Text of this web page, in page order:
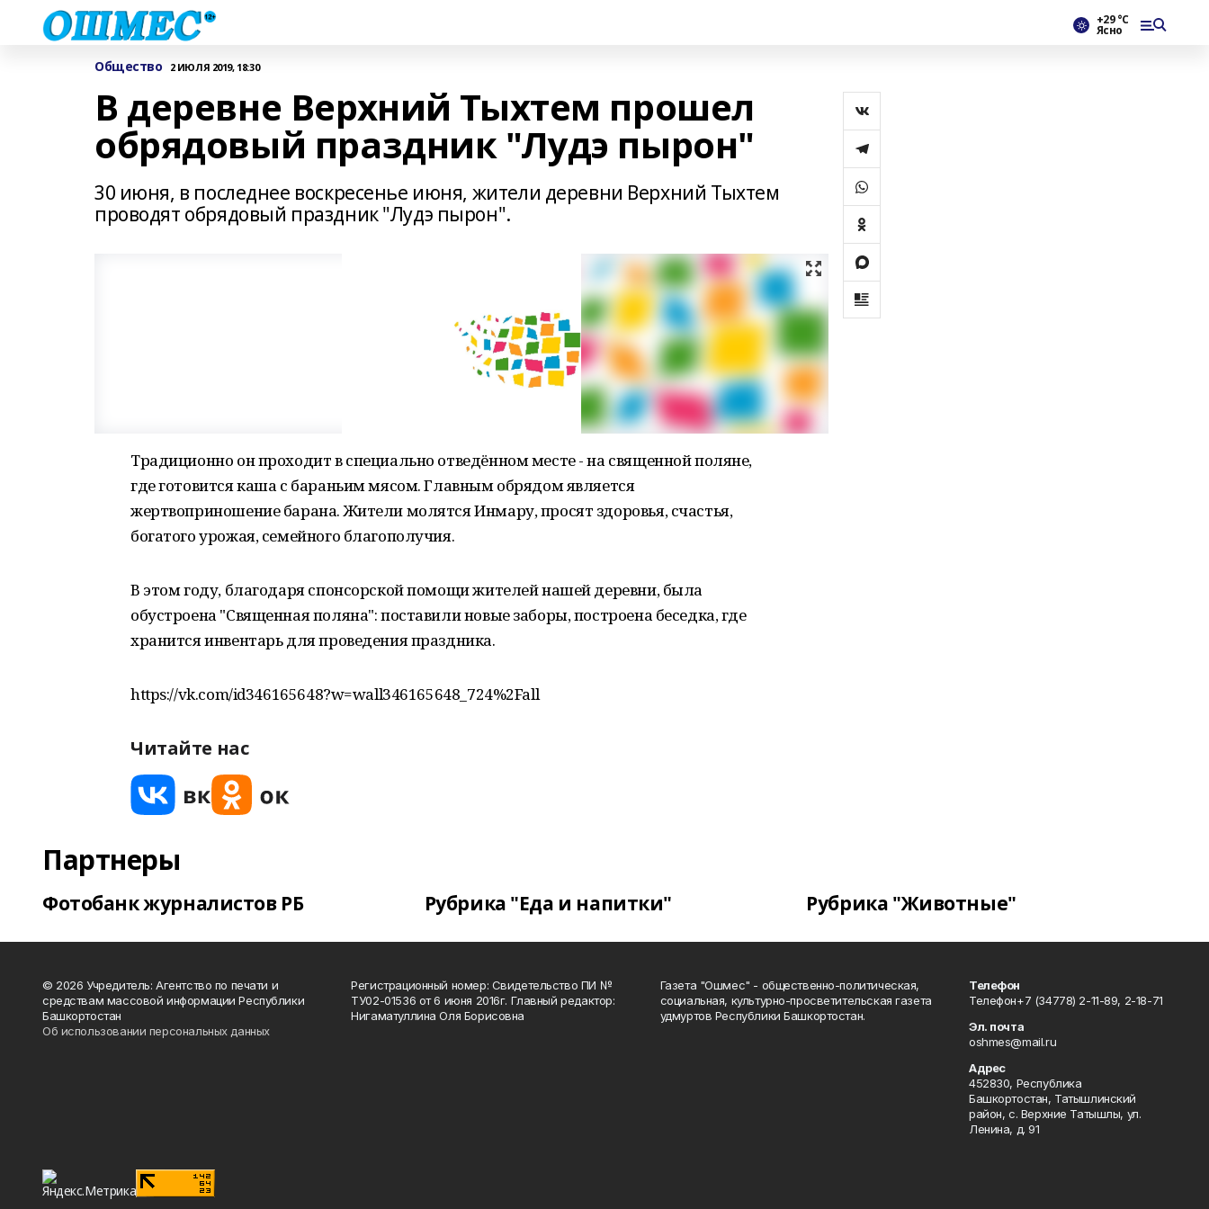
+29 °С
Ясно
Общество 2 ИЮЛЯ 2019, 18:30
В деревне Верхний Тыхтем прошел
обрядовый праздник "Лудэ пырон"
30 июня, в последнее воскресенье июня, жители деревни Верхний Тыхтем
проводят обрядовый праздник "Лудэ пырон".
Традиционно он проходит в специально отведённом месте - на священной поляне,
где готовится каша с бараньим мясом. Главным обрядом является
жертвоприношение барана. Жители молятся Инмару, просят здоровья, счастья,
богатого урожая, семейного благополучия.
В этом году, благодаря спонсорской помощи жителей нашей деревни, была
обустроена "Священная поляна": поставили новые заборы, построена беседка, где
хранится инвентарь для проведения праздника.
https://vk.com/id346165648?w=wall346165648_724%2Fall
Читайте нас
Партнеры
Фотобанк журналистов РБ Рубрика "Еда и напитки" Рубрика "Животные"
© 2026 Учредитель: Агентство по печати и
средствам массовой информации Республики
Башкортостан
Об использовании персональных данных
Регистрационный номер: Свидетельство ПИ №
ТУ02-01536 от 6 июня 2016г. Главный редактор:
Нигаматуллина Оля Борисовна
Газета "Ошмес" - общественно-политическая,
социальная, культурно-просветительская газета
удмуртов Республики Башкортостан.
Телефон
Телефон+7 (34778) 2-11-89, 2-18-71
Эл. почта
oshmes@mail.ru
Адрес
452830, Республика
Башкортостан, Татышлинский
район, с. Верхние Татышлы, ул.
Ленина, д. 91